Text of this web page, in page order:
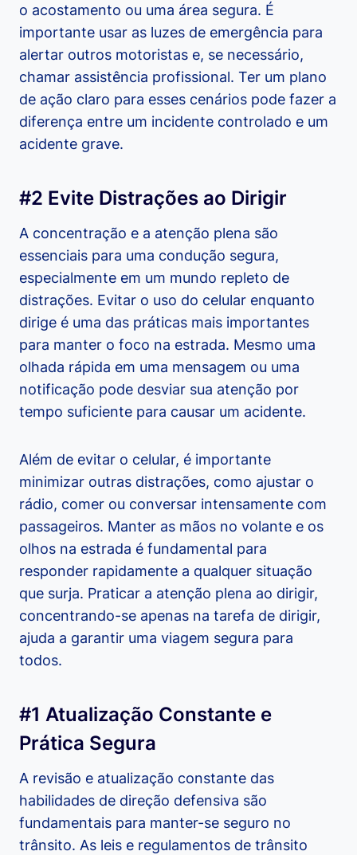
o acostamento ou uma área segura. É
importante usar as luzes de emergência para
alertar outros motoristas e, se necessário,
chamar assistência profissional. Ter um plano
de ação claro para esses cenários pode fazer a
diferença entre um incidente controlado e um
acidente grave.
#2 Evite Distrações ao Dirigir
A concentração e a atenção plena são
essenciais para uma condução segura,
especialmente em um mundo repleto de
distrações. Evitar o uso do celular enquanto
dirige é uma das práticas mais importantes
para manter o foco na estrada. Mesmo uma
olhada rápida em uma mensagem ou uma
notificação pode desviar sua atenção por
tempo suficiente para causar um acidente.
Além de evitar o celular, é importante
minimizar outras distrações, como ajustar o
rádio, comer ou conversar intensamente com
passageiros. Manter as mãos no volante e os
olhos na estrada é fundamental para
responder rapidamente a qualquer situação
que surja. Praticar a atenção plena ao dirigir,
concentrando-se apenas na tarefa de dirigir,
ajuda a garantir uma viagem segura para
todos.
#1 Atualização Constante e
Prática Segura
A revisão e atualização constante das
habilidades de direção defensiva são
fundamentais para manter-se seguro no
trânsito. As leis e regulamentos de trânsito